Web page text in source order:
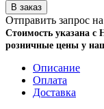
Отправить запрос на
Стоимость указана с
розничные цены у
Описание
Оплата
Доставка